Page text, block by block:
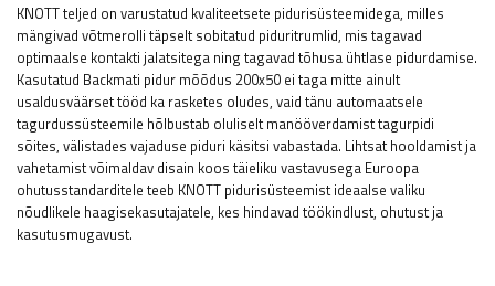
KNOTT teljed on varustatud kvaliteetsete pidurisüsteemidega, milles
mängivad võtmerolli täpselt sobitatud piduritrumlid, mis tagavad
optimaalse kontakti jalatsitega ning tagavad tõhusa ühtlase pidurdamise.
Kasutatud Backmati pidur mõõdus 200x50 ei taga mitte ainult
usaldusväärset tööd ka rasketes oludes, vaid tänu automaatsele
tagurdussüsteemile hõlbustab oluliselt manööverdamist tagurpidi
sõites, välistades vajaduse piduri käsitsi vabastada. Lihtsat hooldamist ja
vahetamist võimaldav disain koos täieliku vastavusega Euroopa
ohutusstandarditele teeb KNOTT pidurisüsteemist ideaalse valiku
nõudlikele haagisekasutajatele, kes hindavad töökindlust, ohutust ja
kasutusmugavust.